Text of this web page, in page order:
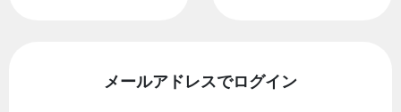
メールアドレスでログイン